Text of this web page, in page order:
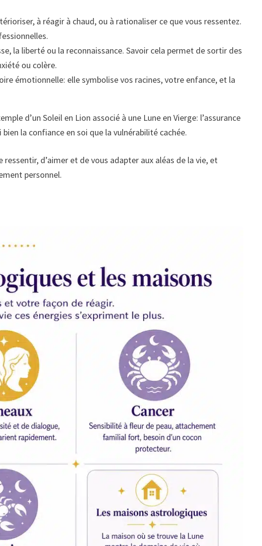
à réagir à chaud, ou à rationaliser ce que vous ressentez.
la liberté ou la reconnaissance. Savoir cela permet de sortir des
ou colère.
émotionnelle: elle symbolise vos racines, votre enfance, et la
d’un Soleil en Lion associé à une Lune en Vierge: l’assurance
la confiance en soi que la vulnérabilité cachée.
d’aimer et de vous adapter aux aléas de la vie, et
personnel.